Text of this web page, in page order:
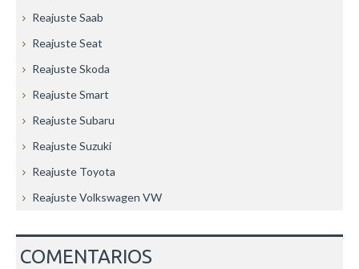
Reajuste Saab
Reajuste Seat
Reajuste Skoda
Reajuste Smart
Reajuste Subaru
Reajuste Suzuki
Reajuste Toyota
Reajuste Volkswagen VW
COMENTARIOS